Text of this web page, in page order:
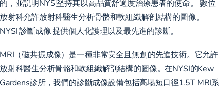
的，並説明NYSI堅持其以高品質舒適度治療患者的使命。 數位
放射科允許放射科醫生分析骨骼和軟組織解剖結構的圖像。
NYSI診斷成像提供個人化護理以及最先進的診斷。
MRI（磁共振成像）是一種非常安全且無創的先進技術。它允許
放射科醫生分析骨骼和軟組織解剖結構的圖像。在NYSI的Kew
Gardens診所，我們的診斷成像設備包括高場短口徑1.5T MRI系